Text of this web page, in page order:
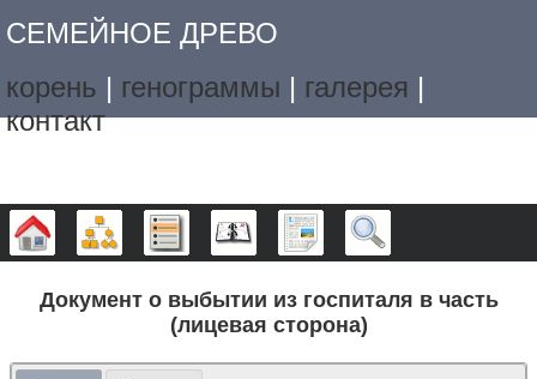
СЕМЕЙНОЕ ДРЕВО
корень | генограммы | галерея |
контакт
Дерево Графики Списки Календарь Отчёты
Документ о выбытии из госпиталя в часть
(лицевая сторона)